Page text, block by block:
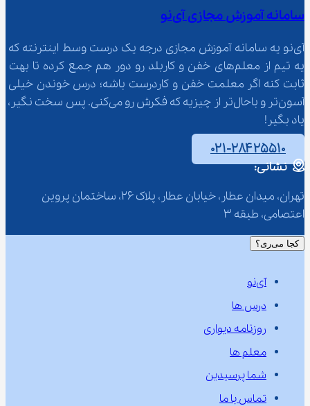
سامانه آموزش مجازی آی‌نو
آی‌نو یه سامانه آموزش مجازی درجه یک درست وسط اینترنته که
یه تیم از معلم‌‌های خفن و کاربلد رو دور هم جمع کرده تا بهت
ثابت کنه اگر معلمت خفن و کاردرست باشه؛ درس خوندن خیلی
آسون‌تر و باحال‌تر از چیزیه که فکرش رو می‌کنی. پس سخت نگیر،
یاد بگیر!
۰۲۱-۲۸۴۲۵۵۱۰
نشانی:
تهران، میدان عطار، خیابان عطار، پلاک 26، ساختمان پروین
اعتصامی، طبقه 3
کجا می‌ری؟
آی‌نو
درس ها
روزنامه دیواری
معلم ها
شما پرسیدین
تماس با ما